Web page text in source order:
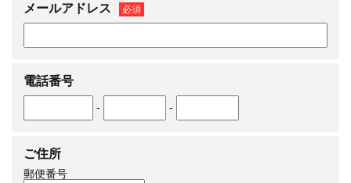
メールアドレス 必須
電話番号
- -
ご住所
郵便番号